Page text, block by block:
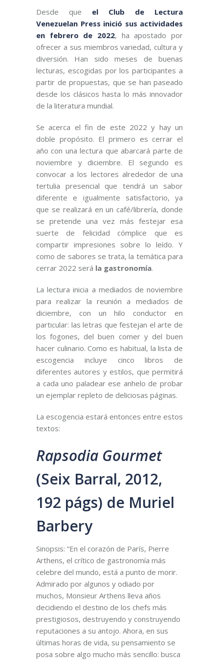
Desde que el Club de Lectura
Venezuelan Press inició sus actividades
en febrero de 2022, ha apostado por
ofrecer a sus miembros variedad, cultura y
diversión. Han sido meses de buenas
lecturas, escogidas por los participantes a
partir de propuestas, que se han paseado
desde los clásicos hasta lo más innovador
de la literatura mundial.
Se acerca el fin de este 2022 y hay un
doble propósito. El primero es cerrar el
año con una lectura que abarcará parte de
noviembre y diciembre. El segundo es
convocar a los lectores alrededor de una
tertulia presencial que tendrá un sabor
diferente e igualmente satisfactorio, ya
que se realizará en un café/librería, donde
se pretende una vez más festejar esa
suerte de felicidad cómplice que es
compartir impresiones sobre lo leído. Y
como de sabores se trata, la temática para
cerrar 2022 será la gastronomía.
La lectura inicia a mediados de noviembre
para realizar la reunión a mediados de
diciembre, con un hilo conductor en
particular: las letras que festejan el arte de
los fogones, del buen comer y del buen
hacer culinario. Como es habitual, la lista de
escogencia incluye cinco libros de
diferentes autores y estilos, que permitirá
a cada uno paladear ese anhelo de probar
un ejemplar repleto de deliciosas páginas.
La escogencia estará entonces entre estos
textos:
Rapsodia Gourmet
(Seix Barral, 2012,
192 págs) de Muriel
Barbery
Sinopsis: “En el corazón de París, Pierre
Arthens, el crítico de gastronomía más
celebre del mundo, está a punto de morir.
Admirado por algunos y odiado por
muchos, Monsieur Arthens lleva años
decidiendo el destino de los chefs más
prestigiosos, destruyendo y construyendo
reputaciones a su antojo. Ahora, en sus
últimas horas de vida, su pensamiento se
posa sobre algo mucho más sencillo: busca